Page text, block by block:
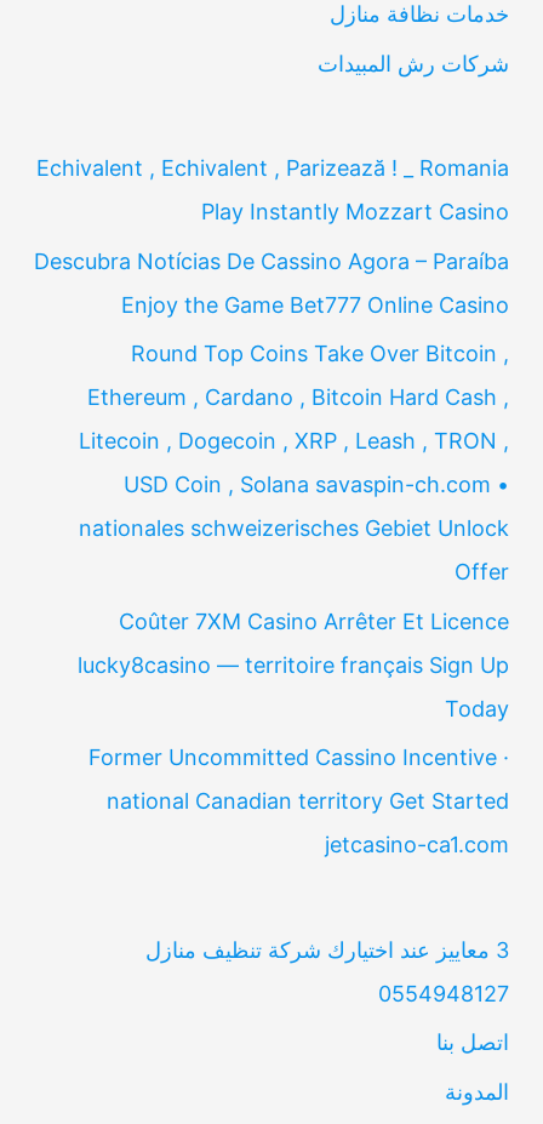
خدمات نظافة منازل
شركات رش المبيدات
Echivalent , Echivalent , Parizează ! _ Romania
Play Instantly Mozzart Casino
Descubra Notícias De Cassino Agora – Paraíba
Enjoy the Game Bet777 Online Casino
Round Top Coins Take Over Bitcoin ,
Ethereum , Cardano , Bitcoin Hard Cash ,
Litecoin , Dogecoin , XRP , Leash , TRON ,
USD Coin , Solana savaspin-ch.com •
nationales schweizerisches Gebiet Unlock
Offer
Coûter 7XM Casino Arrêter Et Licence
lucky8casino — territoire français Sign Up
Today
Former Uncommitted Cassino Incentive ·
national Canadian territory Get Started
jetcasino-ca1.com
3 معاييز عند اختيارك شركة تنظيف منازل
0554948127
اتصل بنا
المدونة